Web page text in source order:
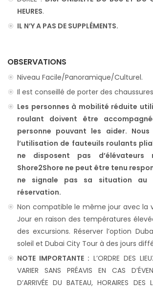
HEURES.
IL N’Y A PAS DE SUPPLÉMENTS.
OBSERVATIONS
Niveau Facile/Panoramique/Culturel.
Il est conseillé de porter des
Les personnes à mobilité réduite
roulant doivent être
personne pouvant les aider. Nous
l’utilisation de fauteuils roulants
ne disposent pas d’élévateurs
Shore2Shore ne peut être tenu
ne signale pas sa situation au
réservation.
Non compatible le même jour avec la
Jour en raison des températures
des excursions. Réserver l’option
soleil et Dubai City Tour à des jours
NOTE IMPORTANTE : L’ORDRE DES
VARIER SANS PRÉAVIS EN CAS
D’ARRIVÉE DU BATEAU, HORAIRES DES